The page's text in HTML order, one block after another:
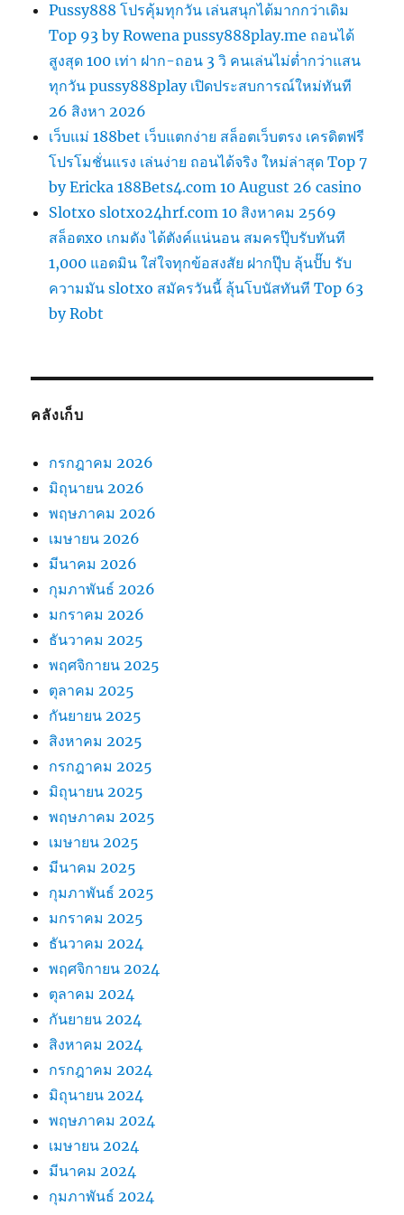
Pussy888 โปรคุ้มทุกวัน เล่นสนุกได้มากกว่าเดิม
Top 93 by Rowena pussy888play.me ถอนได้
สูงสุด 100 เท่า ฝาก-ถอน 3 วิ คนเล่นไม่ต่ำกว่าแสน
ทุกวัน pussy888play เปิดประสบการณ์ใหม่ทันที
26 สิงหา 2026
เว็บแม่ 188bet เว็บแตกง่าย สล็อตเว็บตรง เครดิตฟรี
โปรโมชั่นแรง เล่นง่าย ถอนได้จริง ใหม่ล่าสุด Top 7
by Ericka 188Bets4.com 10 August 26 casino
Slotxo slotxo24hrf.com 10 สิงหาคม 2569
สล็อตxo เกมดัง ได้ตังค์แน่นอน สมครปุ๊บรับทันที
1,000 แอดมิน ใส่ใจทุกข้อสงสัย ฝากปุ๊บ ลุ้นปั๊บ รับ
ความมัน slotxo สมัครวันนี้ ลุ้นโบนัสทันที Top 63
by Robt
คลังเก็บ
กรกฎาคม 2026
มิถุนายน 2026
พฤษภาคม 2026
เมษายน 2026
มีนาคม 2026
กุมภาพันธ์ 2026
มกราคม 2026
ธันวาคม 2025
พฤศจิกายน 2025
ตุลาคม 2025
กันยายน 2025
สิงหาคม 2025
กรกฎาคม 2025
มิถุนายน 2025
พฤษภาคม 2025
เมษายน 2025
มีนาคม 2025
กุมภาพันธ์ 2025
มกราคม 2025
ธันวาคม 2024
พฤศจิกายน 2024
ตุลาคม 2024
กันยายน 2024
สิงหาคม 2024
กรกฎาคม 2024
มิถุนายน 2024
พฤษภาคม 2024
เมษายน 2024
มีนาคม 2024
กุมภาพันธ์ 2024